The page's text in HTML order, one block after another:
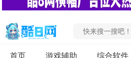
首页 游戏辅助 综合软件